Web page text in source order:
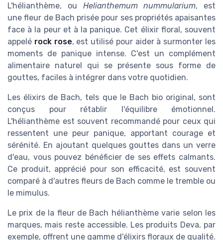
L'hélianthème, ou Helianthemum nummularium, est
une fleur de Bach prisée pour ses propriétés apaisantes
face à la peur et à la panique. Cet élixir floral, souvent
appelé rock rose, est utilisé pour aider à surmonter les
moments de panique intense. C'est un complément
alimentaire naturel qui se présente sous forme de
gouttes, faciles à intégrer dans votre quotidien.
Les élixirs de Bach, tels que le Bach bio original, sont
conçus pour rétablir l'équilibre émotionnel.
L'hélianthème est souvent recommandé pour ceux qui
ressentent une peur panique, apportant courage et
sérénité. En ajoutant quelques gouttes dans un verre
d'eau, vous pouvez bénéficier de ses effets calmants.
Ce produit, apprécié pour son efficacité, est souvent
comparé à d'autres fleurs de Bach comme le tremble ou
le mimulus.
Le prix de la fleur de Bach hélianthème varie selon les
marques, mais reste accessible. Les produits Deva, par
exemple, offrent une gamme d'élixirs floraux de qualité.